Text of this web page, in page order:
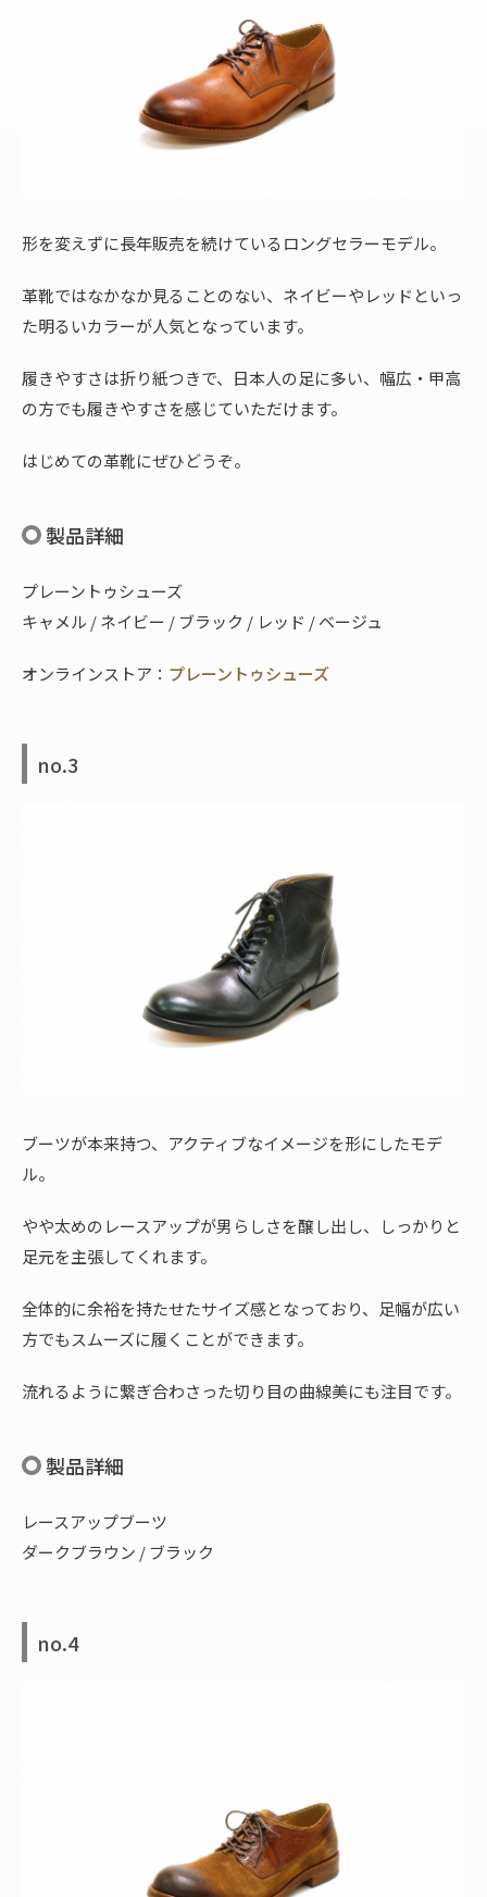
形を変えずに長年販売を続けているロングセラーモデル。
革靴ではなかなか見ることのない、ネイビーやレッドといっ
た明るいカラーが人気となっています。
履きやすさは折り紙つきで、日本人の足に多い、幅広・甲高
の方でも履きやすさを感じていただけます。
はじめての革靴にぜひどうぞ。
製品詳細
プレーントゥシューズ
キャメル / ネイビー / ブラック / レッド / ベージュ
オンラインストア： プレーントゥシューズ
no.3
ブーツが本来持つ、アクティブなイメージを形にしたモデ
ル。
やや太めのレースアップが男らしさを醸し出し、しっかりと
足元を主張してくれます。
全体的に余裕を持たせたサイズ感となっており、足幅が広い
方でもスムーズに履くことができます。
流れるように繋ぎ合わさった切り目の曲線美にも注目です。
製品詳細
レースアップブーツ
ダークブラウン / ブラック
no.4